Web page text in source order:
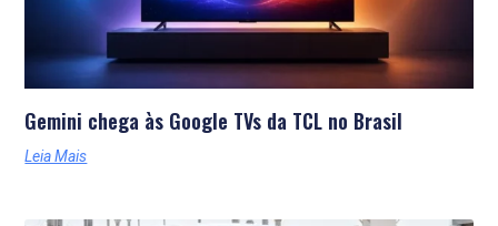
Gemini chega às Google TVs da TCL no Brasil
Leia Mais